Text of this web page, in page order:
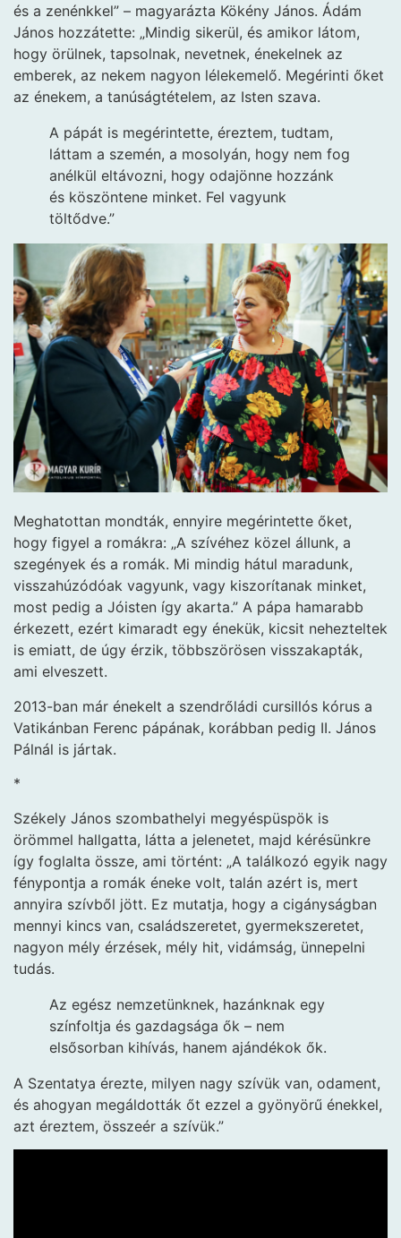
és a zenénkkel” – magyarázta Kökény János. Ádám
János hozzátette: „Mindig sikerül, és amikor látom,
hogy örülnek, tapsolnak, nevetnek, énekelnek az
emberek, az nekem nagyon lélekemelő. Megérinti őket
az énekem, a tanúságtételem, az Isten szava.
A pápát is megérintette, éreztem, tudtam,
láttam a szemén, a mosolyán, hogy nem fog
anélkül eltávozni, hogy odajönne hozzánk
és köszöntene minket. Fel vagyunk
töltődve.”
Meghatottan mondták, ennyire megérintette őket,
hogy figyel a romákra: „A szívéhez közel állunk, a
szegények és a romák. Mi mindig hátul maradunk,
visszahúzódóak vagyunk, vagy kiszorítanak minket,
most pedig a Jóisten így akarta.” A pápa hamarabb
érkezett, ezért kimaradt egy énekük, kicsit nehezteltek
is emiatt, de úgy érzik, többszörösen visszakapták,
ami elveszett.
2013-ban már énekelt a szendrőládi cursillós kórus a
Vatikánban Ferenc pápának, korábban pedig II. János
Pálnál is jártak.
*
Székely János szombathelyi megyéspüspök is
örömmel hallgatta, látta a jelenetet, majd kérésünkre
így foglalta össze, ami történt: „A találkozó egyik nagy
fénypontja a romák éneke volt, talán azért is, mert
annyira szívből jött. Ez mutatja, hogy a cigányságban
mennyi kincs van, családszeretet, gyermekszeretet,
nagyon mély érzések, mély hit, vidámság, ünnepelni
tudás.
Az egész nemzetünknek, hazánknak egy
színfoltja és gazdagsága ők – nem
elsősorban kihívás, hanem ajándékok ők.
A Szentatya érezte, milyen nagy szívük van, odament,
és ahogyan megáldották őt ezzel a gyönyörű énekkel,
azt éreztem, összeér a szívük.”